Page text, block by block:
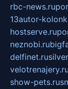
rbc-news.ru
13autor-
hostserve.ru
neznobi.ru
delfinet.ru
velotrenajery.ru
show-pets.ru